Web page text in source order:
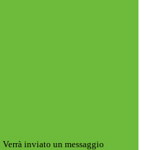
Verrà inviato un messaggio